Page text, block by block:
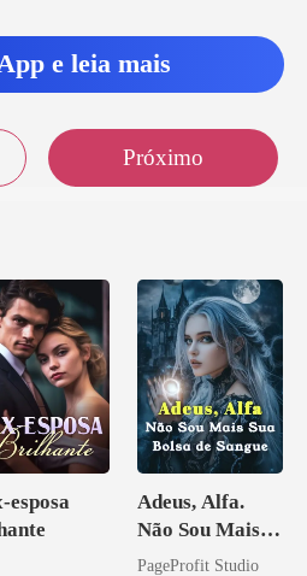
e leia mais
Próximo
esposa
Adeus, Alfa.
Não Sou Mais
Sua Bolsa de
PageProfit Studio